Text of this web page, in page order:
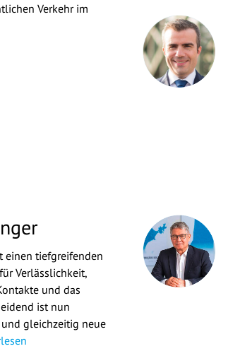
Verkehr im
einen tiefgreifenden
Verlässlichkeit,
und das
ist nun
gleichzeitig neue